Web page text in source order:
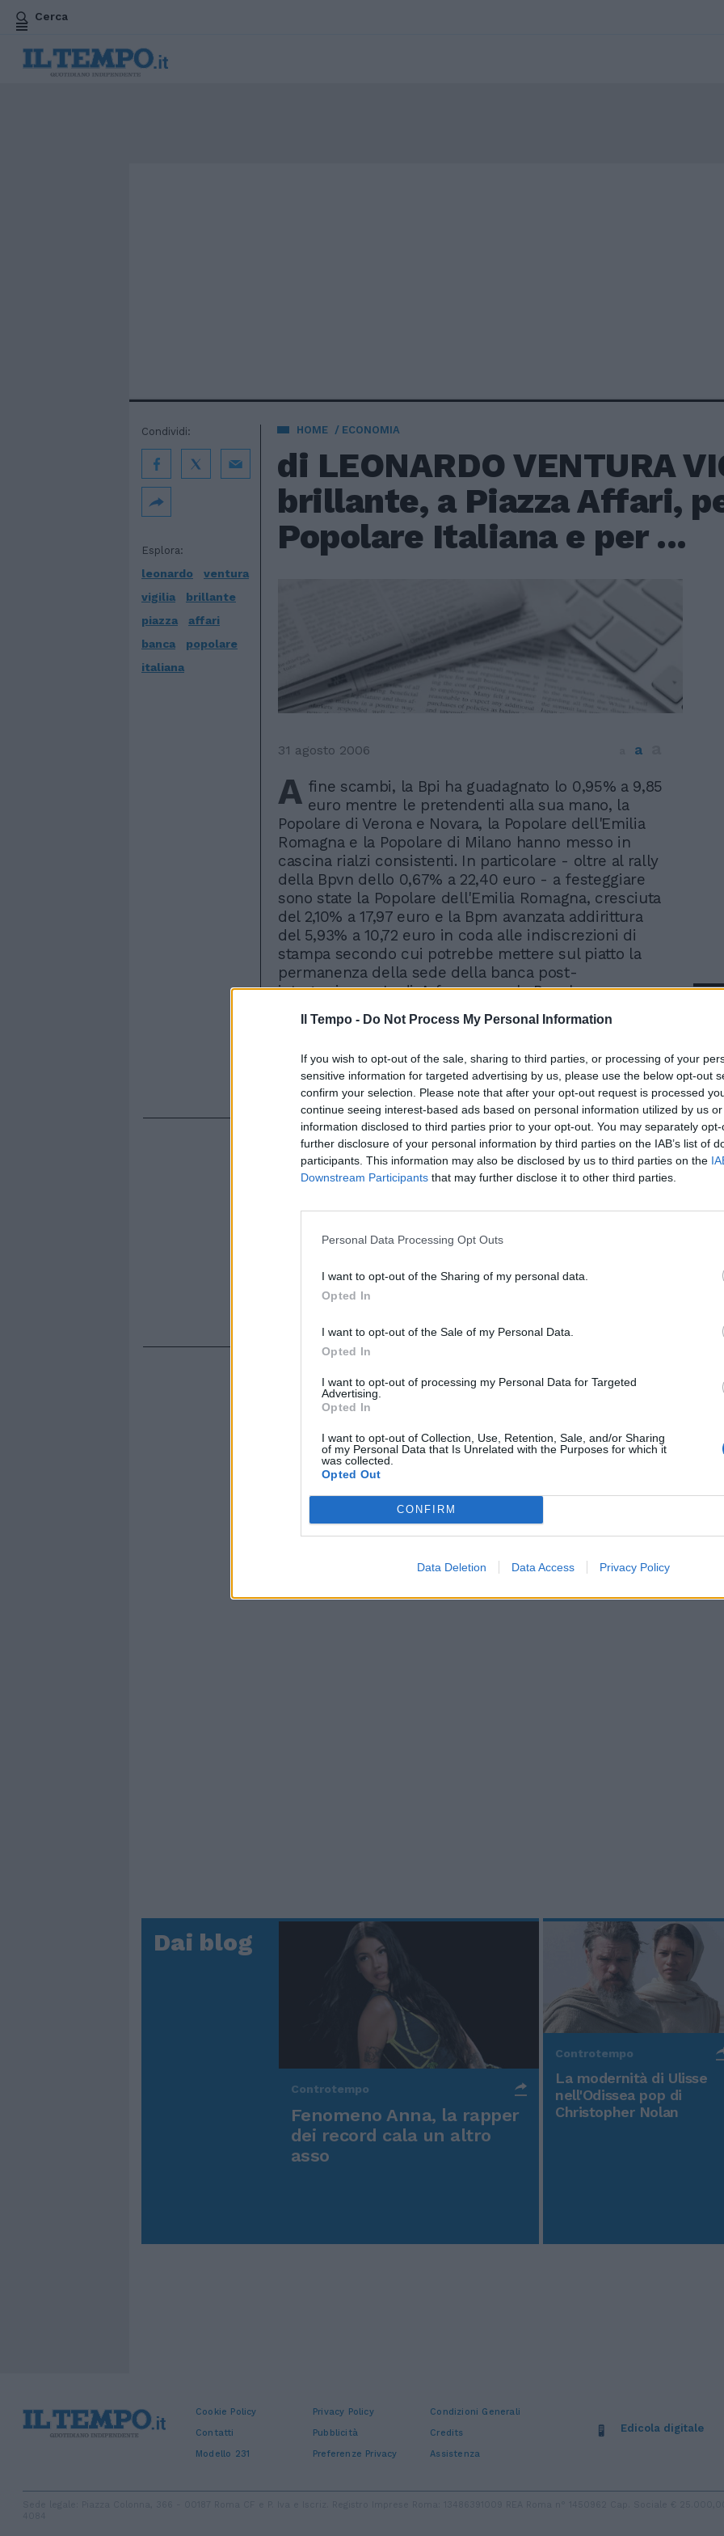
Il Tempo - Do Not Process My Personal Information
If you wish to opt-out of the sale, sharing to third parties, or processing of your
sensitive information for targeted advertising by us, please use the below opt-out
confirm your selection. Please note that after your opt-out request is processed
continue seeing interest-based ads based on personal information utilized by us
information disclosed to third parties prior to your opt-out. You may separately
further disclosure of your personal information by third parties on the IAB’s list of
participants. This information may also be disclosed by us to third parties on the
Downstream Participants that may further disclose it to other third parties.
Personal Data Processing Opt Outs
I want to opt-out of the Sharing of my personal data.
Opted In
I want to opt-out of the Sale of my Personal Data.
Opted In
I want to opt-out of processing my Personal Data for Targeted
Advertising.
Opted In
I want to opt-out of Collection, Use, Retention, Sale, and/or Sharing
of my Personal Data that Is Unrelated with the Purposes for which it
was collected.
Opted Out
CONFIRM
Data Deletion Data Access Privacy Policy
Cerca
HOME ECONOMIA
di LEONARDO VENTURA
brillante, a Piazza Affari,
Popolare Italiana e per ...
Esplora:
leonardo
ventura
vigilia
brillante
piazza
affari
banca
popolare
italiana
Condividi:
31 agosto 2006 a
A fine scambi, la Bpi ha guadagnato lo 0,95% a 9,85
euro mentre le pretendenti alla sua mano, la
Popolare di Verona e Novara, la Popolare dell'Emilia
Romagna e la Popolare di Milano hanno messo in
cascina rialzi consistenti. In particolare - oltre al rally
della Bpvn dello 0,67% a 22,40 euro - a festeggiare
sono state la Popolare dell'Emilia Romagna, cresciuta
del 2,10% a 17,97 euro e la Bpm avanzata addirittura
del 5,93% a 10,72 euro in coda alle indiscrezioni di
stampa secondo cui potrebbe mettere sul piatto la
permanenza della sede della banca post-
integrazione a Lodi. A far correre la Popolare
dell'Emilia Romagna, invece, gli interventi - ancora
una volta sulla stampa - del suo amministratore
fusione pura con la nascita di una holding con una
governance di stampo tradizionale.
Rudy Giuliani a Come States?
Trump, Meloni e la strategia
americana
Dai blog
Controtempo
Fenomeno Anna, la rapper
dei record cala un altro
asso
Controtempo
La modernità di Ulisse
nell'Odissea pop di
Christopher Nolan
Cookie Policy Privacy Policy
Condizioni Generali
Contatti
Pubblicità
Credits
Modello 231
Preferenze Privacy Assistenza
Edicola digitale